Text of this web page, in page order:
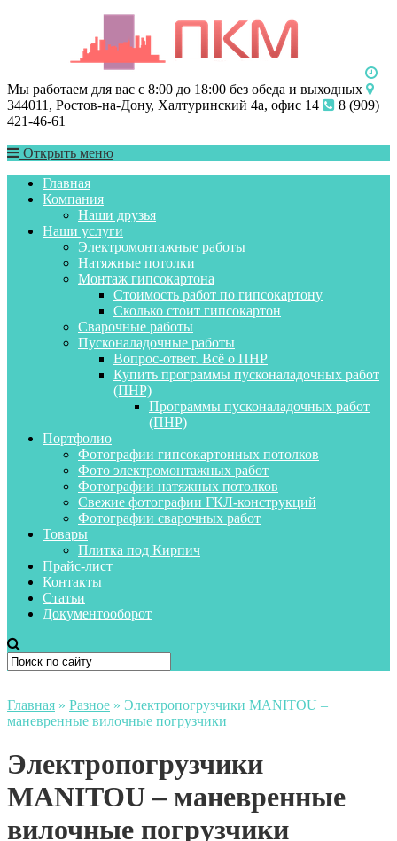
Мы работаем для вас с 8:00 до 18:00 без обеда и выходных
344011, Ростов-на-Дону, Халтуринский 4а, офис 14
8 (909)
421-46-61
Открыть меню
Главная
Компания
Наши друзья
Наши услуги
Электромонтажные работы
Натяжные потолки
Монтаж гипсокартона
Стоимость работ по гипсокартону
Сколько стоит гипсокартон
Сварочные работы
Пусконаладочные работы
Вопрос-ответ. Всё о ПНР
Купить программы пусконаладочных работ
(ПНР)
Программы пусконаладочных работ
(ПНР)
Портфолио
Фотографии гипсокартонных потолков
Фото электромонтажных работ
Фотографии натяжных потолков
Свежие фотографии ГКЛ-конструкций
Фотографии сварочных работ
Товары
Плитка под Кирпич
Прайс-лист
Контакты
Статьи
Документооборот
Главная » Разное » Электропогрузчики MANITOU –
маневренные вилочные погрузчики
Электропогрузчики
MANITOU – маневренные
вилочные погрузчики